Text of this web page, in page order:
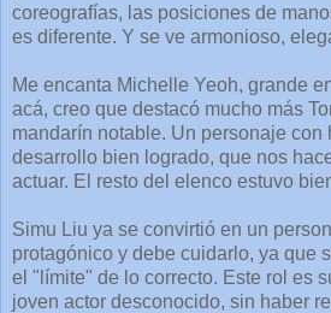
coreografías, las posiciones de
es diferente. Y se ve armonioso,
Me encanta Michelle Yeoh, grande
acá, creo que destacó mucho más
mandarín notable. Un personaje con
desarrollo bien logrado, que nos
actuar. El resto del elenco estuvo
Simu Liu ya se convirtió en un
protagónico y debe cuidarlo, ya que
el "límite" de lo correcto. Este rol es
joven actor desconocido, sin haber